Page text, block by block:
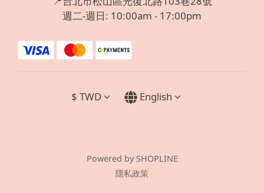
週二-週日: 10:00am - 17:00pm
$ TWD English
Powered by SHOPLINE
隱私政策